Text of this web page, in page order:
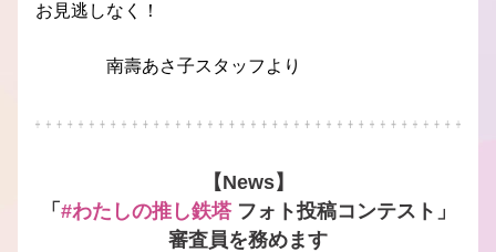
お見逃しなく！
南壽あさ子スタッフより
【News】
「 #わたしの推し鉄塔 フォト投稿コンテスト」
審査員を務めます